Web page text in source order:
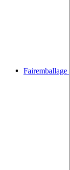
Fairemballage